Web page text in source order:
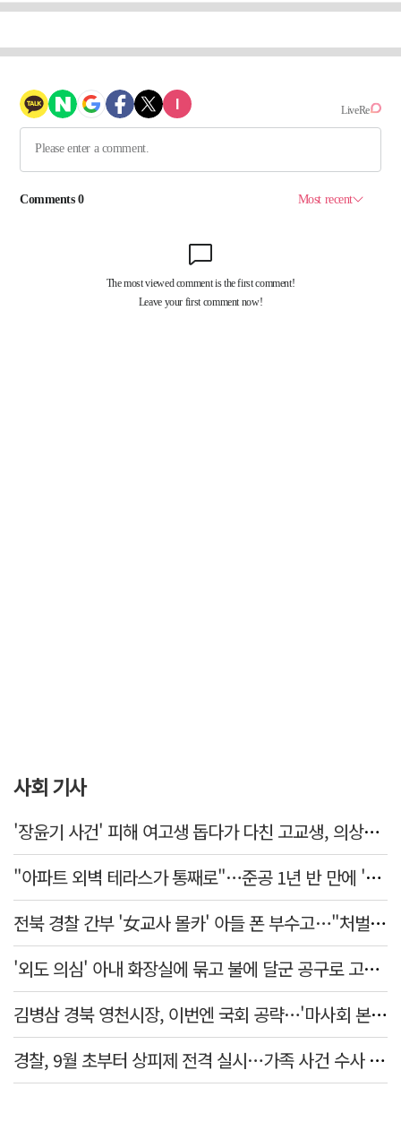
사회 기사
'장윤기 사건' 피해 여고생 돕다가 다친 고교생, 의상자 인정
"아파트 외벽 테라스가 통째로"…준공 1년 반 만에 '아찔 사고'
전북 경찰 간부 '女교사 몰카' 아들 폰 부수고…"처벌 못하는 사안" 내부망에 글
'외도 의심' 아내 화장실에 묶고 불에 달군 공구로 고문…남편 검거
김병삼 경북 영천시장, 이번엔 국회 공략…'마사회 본사 이전·광역교통망 확충' 요청
경찰, 9월 초부터 상피제 전격 실시…가족 사건 수사 못해